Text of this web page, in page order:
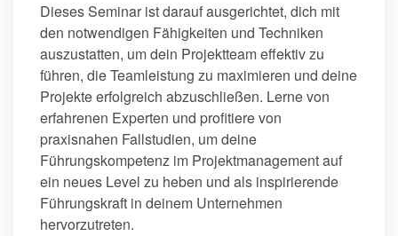
Dieses Seminar ist darauf ausgerichtet, dich mit
den notwendigen Fähigkeiten und Techniken
auszustatten, um dein Projektteam effektiv zu
führen, die Teamleistung zu maximieren und deine
Projekte erfolgreich abzuschließen. Lerne von
erfahrenen Experten und profitiere von
praxisnahen Fallstudien, um deine
Führungskompetenz im Projektmanagement auf
ein neues Level zu heben und als inspirierende
Führungskraft in deinem Unternehmen
hervorzutreten.